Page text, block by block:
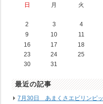
日 月 火
2
3 4
9
10 11
16
17 18
23
24 25
30
31
最近の記事
7月30日 あまくさエビリンピ